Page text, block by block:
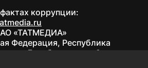
коррупции:
«ТАТМЕДИА»
Федерация, Республика
ул. Декабристов, д. 2